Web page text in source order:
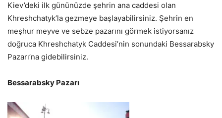
Kiev’deki ilk gününüzde şehrin ana caddesi olan
Khreshchatyk’la gezmeye başlayabilirsiniz. Şehrin en
meşhur meyve ve sebze pazarını görmek istiyorsanız
doğruca Khreshchatyk Caddesi’nin sonundaki Bessarabsky
Pazarı’na gidebilirsiniz.
Bessarabsky Pazarı